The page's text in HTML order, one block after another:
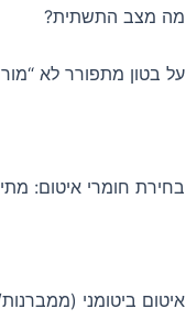
מה מצב התשתית?
על בטון מתפורר לא
בחירת חומרי איטום:
איטום ביטומני